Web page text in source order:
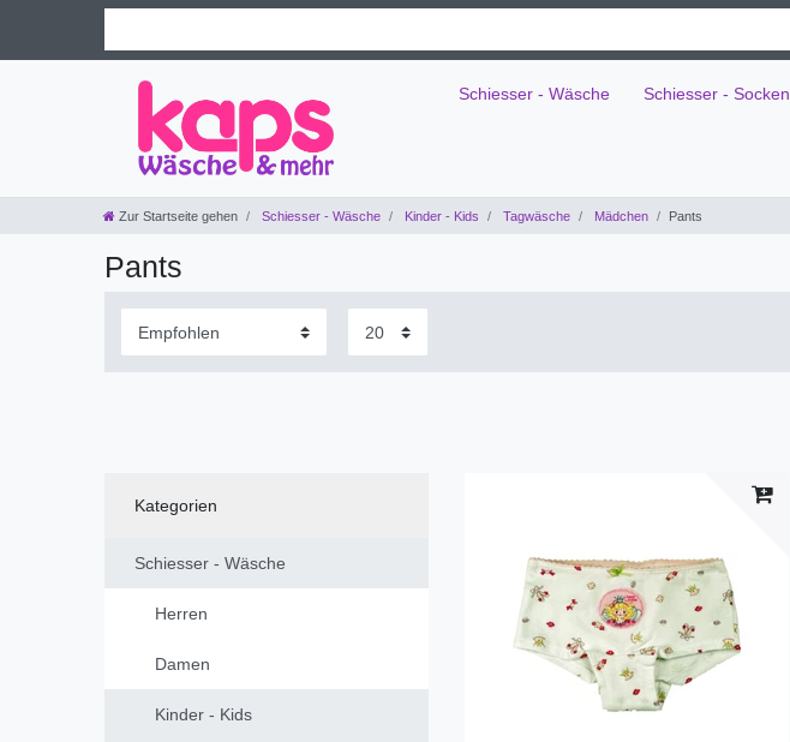
Schiesser - Wäsche Schiesser - Socken
Zur Startseite gehen Schiesser - Wäsche Kinder - Kids Tagwäsche Mädchen Pants
Pants
Kategorien
Schiesser - Wäsche
Herren
Damen
Kinder - Kids